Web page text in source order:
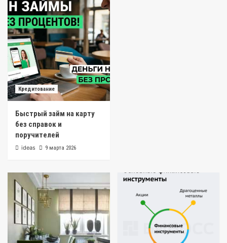
Кредитование
Быстрый займ на карту
без справок и
поручителей
ideas 9 марта 2026